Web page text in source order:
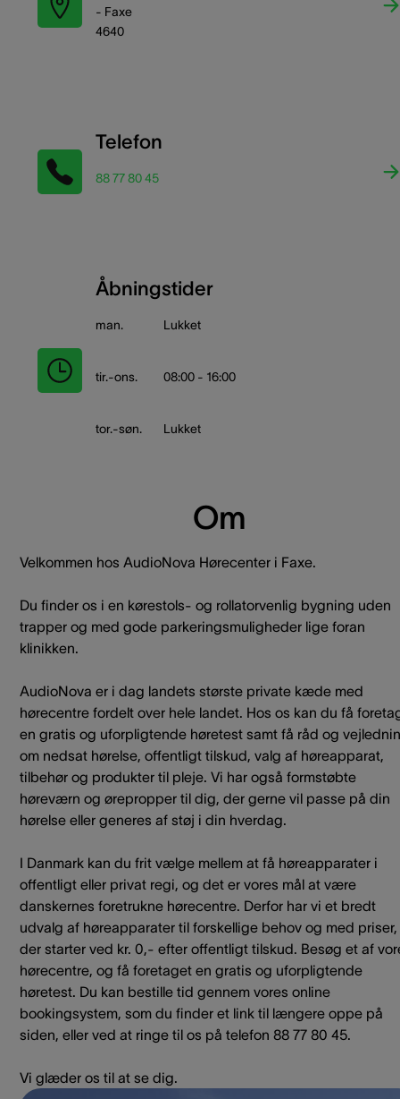
- Faxe
4640
Telefon
88 77 80 45
Åbningstider
man. Lukket
tir.-ons. 08:00 - 16:00
tor.-søn. Lukket
Om
Velkommen hos AudioNova Hørecenter i Faxe.
Du finder os i en kørestols- og rollatorvenlig bygning uden
trapper og med gode parkeringsmuligheder lige foran
klinikken.
AudioNova er i dag landets største private kæde med
hørecentre fordelt over hele landet. Hos os kan du få
en gratis og uforpligtende høretest samt få råd og
om nedsat hørelse, offentligt tilskud, valg af høreapparat,
tilbehør og produkter til pleje. Vi har også formstøbte
høreværn og ørepropper til dig, der gerne vil passe på din
hørelse eller generes af støj i din hverdag.
I Danmark kan du frit vælge mellem at få høreapparater i
offentligt eller privat regi, og det er vores mål at være
danskernes foretrukne hørecentre. Derfor har vi et bredt
udvalg af høreapparater til forskellige behov og med priser,
der starter ved kr. 0,- efter offentligt tilskud. Besøg et af
hørecentre, og få foretaget en gratis og uforpligtende
høretest. Du kan bestille tid gennem vores online
bookingsystem, som du finder et link til længere oppe på
siden, eller ved at ringe til os på telefon 88 77 80 45.
Vi glæder os til at se dig.